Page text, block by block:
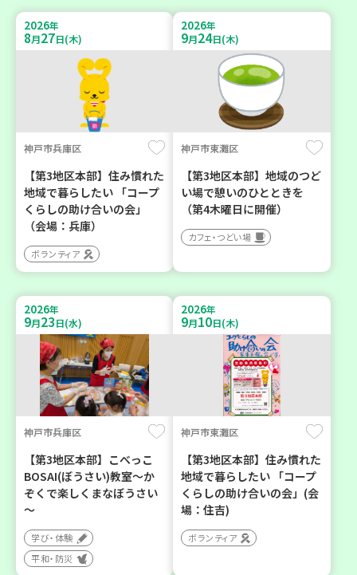
2026年
8月27日(木)
神戸市兵庫区
【第3地区本部】住み慣れた
地域で暮らしたい 「コープ
くらしの助け合いの会」
（会場：兵庫）
ボランティア
2026年
9月24日(木)
神戸市東灘区
【第3地区本部】地域のつど
い場で憩いのひとときを
（第4木曜日に開催）
カフェ・つどい場
2026年
9月23日(水)
神戸市兵庫区
【第3地区本部】こべっこ
BOSAI(ぼうさい)教室～か
ぞくで楽しくまなぼうさい
～
学び・体験
平和・防災
2026年
9月10日(木)
神戸市東灘区
【第3地区本部】住み慣れた
地域で暮らしたい 「コープ
くらしの助け合いの会」(会
場：住吉)
ボランティア